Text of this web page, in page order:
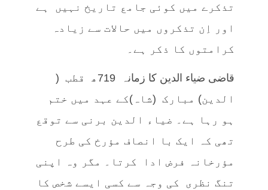
تذکرے میں کوئی جامع تاریخ نہیں ہے
اور اِن تذکروں میں حالات سے زیادہ
کرامتوں کا ذکر ہے۔
قاضی ضیاء الدین کا زمانہ 719ھ قطب (
الدین) مبارک (شاہ)کے عہد میں ختم
ہو رہا ہے۔ ضیاء الدین برنی سے توقع
تھی کہ ایک با انصاف مؤرخ کی طرح
مؤرخانہ فرض ادا کرتا۔ مگر وہ اپنی
تنگ نظری کی وجہ سے کسی ایسے شخص کا